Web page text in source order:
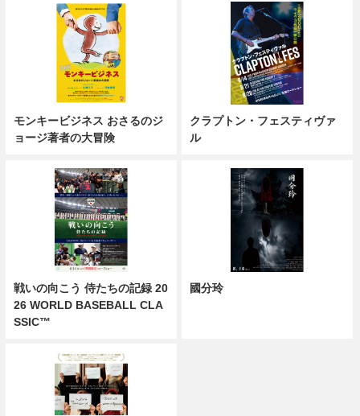
モンキービジネス おさるのジ
ョージ著者の大冒険
クラプトン・フェスティヴァ
ル
戦いの向こう 侍たちの記録 20
26 WORLD BASEBALL CLA
SSIC™
國分玲